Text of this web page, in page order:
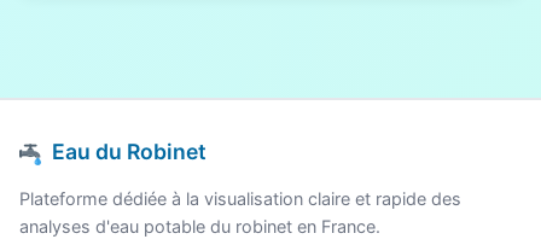
Eau du Robinet
Plateforme dédiée à la visualisation claire et rapide des
analyses d'eau potable du robinet en France.